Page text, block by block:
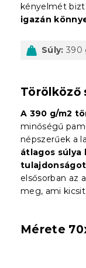
kényelmét
igazán
Súly: 390
Törölköző
A 390 g/m2
minőségű
népszerűek a
átlagos súlya
elsősorban az
meg, ami
Mérete